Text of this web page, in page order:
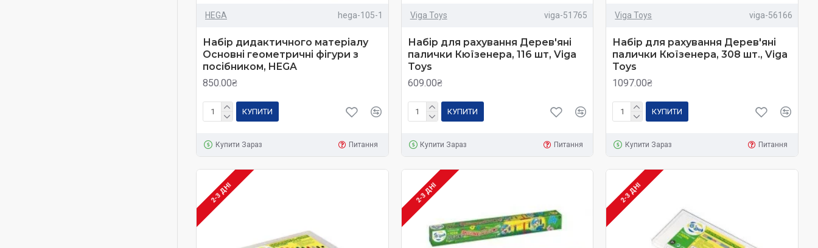
HEGA hega-105-1
Набір дидактичного матеріалу
Основні геометричні фігури з
посібником, HEGA
850.00₴
КУПИТИ
Купити Зараз Питання
Viga Toys viga-51765
Набір для рахування Дерев'яні
палички Кюїзенера, 116 шт, Viga
Toys
609.00₴
КУПИТИ
Купити Зараз Питання
Viga Toys viga-56166
Набір для рахування Дерев'яні
палички Кюїзенера, 308 шт., Viga
Toys
1097.00₴
КУПИТИ
Купити Зараз Питання
2-3 ДНІ 2-3 ДНІ 2-3 ДНІ